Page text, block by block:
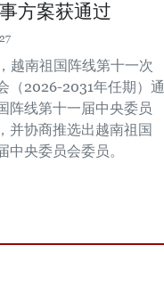
方案获通过
越南祖国阵线第十一次
（2026-2031年任期）通
阵线第十一届中央委员
并协商推选出越南祖国
中央委员会委员。